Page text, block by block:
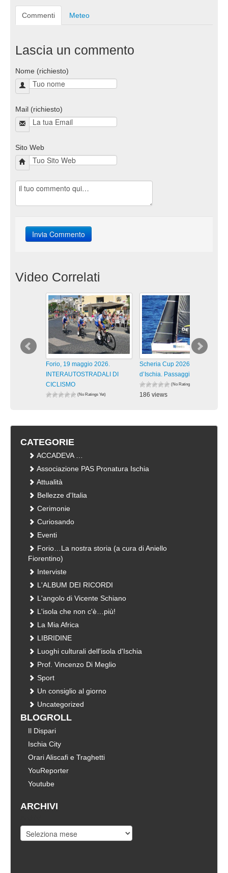
Commenti Meteo
Lascia un commento
Nome (richiesto)
Mail (richiesto)
Sito Web
Video Correlati
Forio, 19 maggio 2026.
INTERAUTOSTRADALI DI
CICLISMO
(No Ratings Yet)
Scheria Cup 2026 Isola
d’Ischia. Passaggi lungo la
(No Ratings Yet)
186 views
CATEGORIE
ACCADEVA …
Associazione PAS Pronatura Ischia
Attualità
Bellezze d'Italia
Cerimonie
Curiosando
Eventi
Forio…La nostra storia (a cura di Aniello
Fiorentino)
Interviste
L'ALBUM DEI RICORDI
L'angolo di Vicente Schiano
L'isola che non c'è…più!
La Mia Africa
LIBRIDINE
Luoghi culturali dell'isola d'Ischia
Prof. Vincenzo Di Meglio
Sport
Un consiglio al giorno
Uncategorized
BLOGROLL
Il Dispari
Ischia City
Orari Aliscafi e Traghetti
YouReporter
Youtube
ARCHIVI